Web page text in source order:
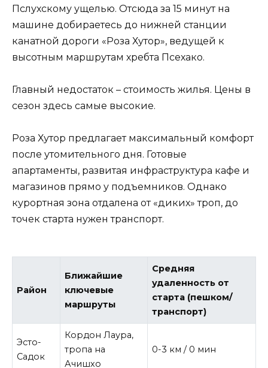
Пслухскому ущелью. Отсюда за 15 минут на
машине добираетесь до нижней станции
канатной дороги «Роза Хутор», ведущей к
высотным маршрутам хребта Псехако.
Главный недостаток – стоимость жилья. Цены в
сезон здесь самые высокие.
Роза Хутор предлагает максимальный комфорт
после утомительного дня. Готовые
апартаменты, развитая инфраструктура кафе и
магазинов прямо у подъемников. Однако
курортная зона отдалена от «диких» троп, до
точек старта нужен транспорт.
Район
Ближайшие
ключевые
маршруты
Средняя
удаленность от
старта (пешком/
транспорт)
Эсто-
Садок
Кордон Лаура,
тропа на
Ачишхо
0-3 км / 0 мин